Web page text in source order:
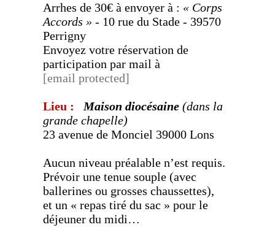
Arrhes de 30€ à envoyer à : « Corps
Accords » - 10 rue du Stade - 39570
Perrigny
Envoyez votre réservation de
participation par mail à
[email protected]
Lieu : Maison diocésaine (dans la
grande chapelle)
23 avenue de Monciel 39000 Lons
Aucun niveau préalable n’est requis.
Prévoir une tenue souple (avec
ballerines ou grosses chaussettes),
et un « repas tiré du sac » pour le
déjeuner du midi…